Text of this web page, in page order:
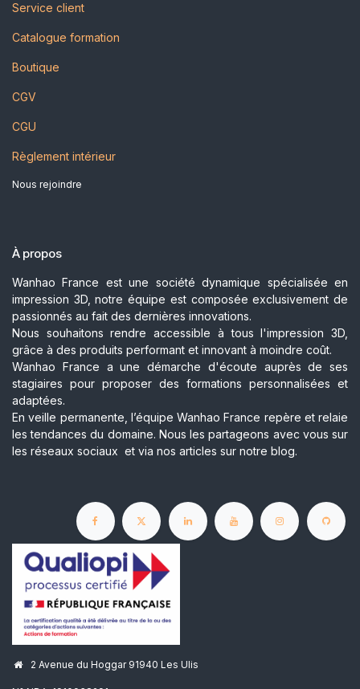
Service client
Catalogue formation
Boutique
CGV
CGU
Règlement intérieur
Nous rejoindre
À propos
Wanhao France est une société dynamique spécialisée en
impression 3D, notre équipe est composée exclusivement de
passionnés au fait des dernières innovations.
Nous souhaitons rendre accessible à tous l'impression 3D,
grâce à des produits performant et innovant à moindre coût.
Wanhao France a une démarche d'écoute auprès de ses
stagiaires pour proposer des formations personnalisées et
adaptées.
En veille permanente, l’équipe Wanhao France repère et relaie
les tendances du domaine. Nous les partageons avec vous sur
les réseaux sociaux et via nos articles sur notre blog.
2 Avenue du Hoggar 91940 Les Ulis